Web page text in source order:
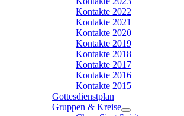
Kontakte 2022
Kontakte 2021
Kontakte 2020
Kontakte 2019
Kontakte 2018
Kontakte 2017
Kontakte 2016
Kontakte 2015
Gottesdienstplan
Gruppen & Kreise